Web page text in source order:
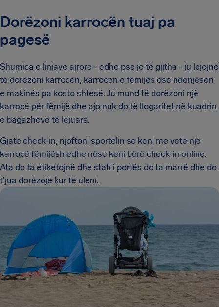
Dorëzoni karrocën tuaj pa
pagesë
Shumica e linjave ajrore - edhe pse jo të gjitha - ju lejojnë
të dorëzoni karrocën, karrocën e fëmijës ose ndenjësen
e makinës pa kosto shtesë. Ju mund të dorëzoni një
karrocë për fëmijë dhe ajo nuk do të llogaritet në kuadrin
e bagazheve të lejuara.
Gjatë check-in, njoftoni sportelin se keni me vete një
karrocë fëmijësh edhe nëse keni bërë check-in online.
Ata do ta etiketojnë dhe stafi i portës do ta marrë dhe do
t'jua dorëzojë kur të uleni.